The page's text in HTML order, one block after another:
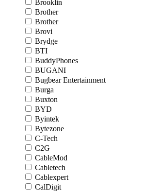
Brooklin
Brother
Brother
Brovi
Brydge
BTI
BuddyPhones
BUGANI
Bugbear Entertainment
Burga
Buxton
BYD
Byintek
Bytezone
C-Tech
C2G
CableMod
Cabletech
Cablexpert
CalDigit